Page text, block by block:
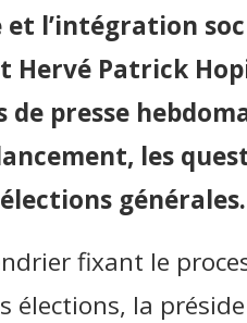
l’intégration
Hervé Patrick
de presse
les
générales.
fixant le
élections, la